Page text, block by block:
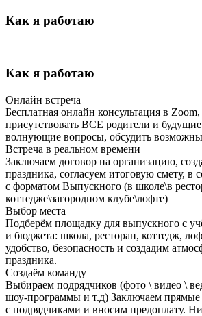
Как я работаю
Как я работаю
Онлайн встреча
Бесплатная онлайн консультация в Zoom,
присутствовать ВСЕ родители и
волнующие вопросы, обсудить
Встреча в реальном времени
Заключаем договор на организацию,
праздника, согласуем итоговую смету, в
с форматом Выпускного (в школе\в
коттедже\загородном клубе\лофте)
Выбор места
Подберём площадку для выпускного с
и бюджета: школа, ресторан, коттедж,
удобство, безопасность и создадим
праздника.
Создаём команду
Выбираем подрядчиков (фото \ видео \
шоу-программы и т.д) Заключаем прямые
с подрядчиками и вносим предоплату.